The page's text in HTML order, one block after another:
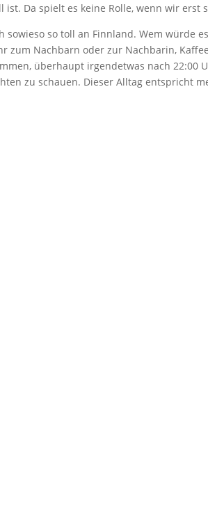
ist. Da spielt es keine Rolle, wenn wir erst
sowieso so toll an Finnland. Wem würde
zum Nachbarn oder zur Nachbarin,
überhaupt irgendetwas nach 22:00
zu schauen. Dieser Alltag entspricht